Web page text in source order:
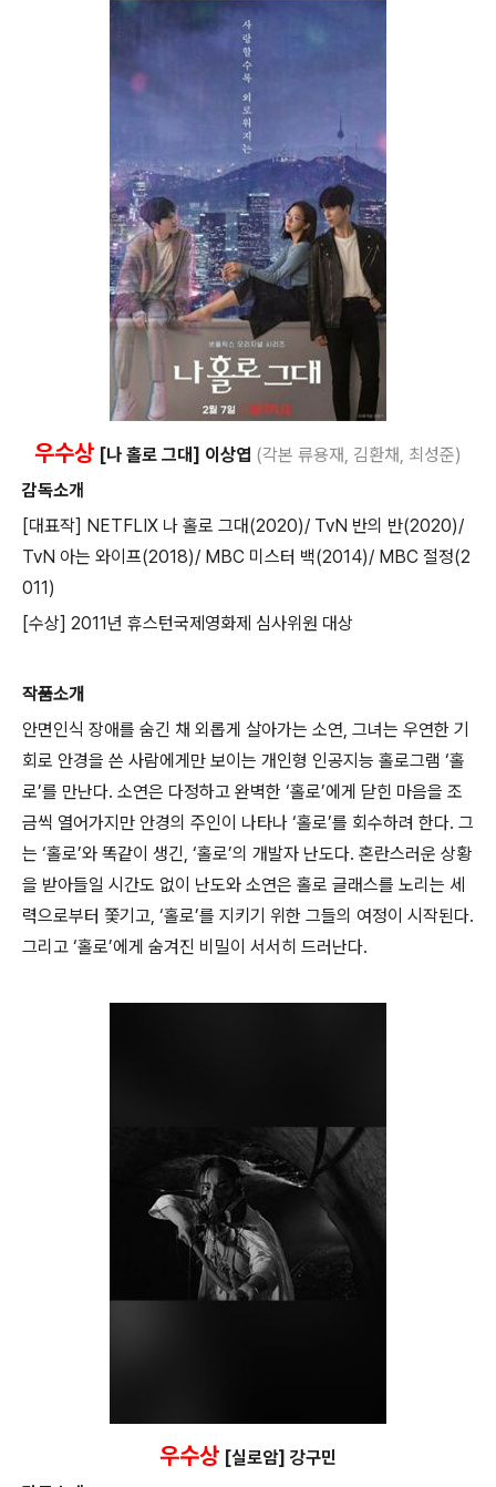
우수상 [나 홀로 그대] 이상엽 (각본 류용재, 김환채, 최성준)
감독소개
[대표작] NETFLIX 나 홀로 그대(2020)/ TvN 반의 반(2020)/
TvN 아는 와이프(2018)/ MBC 미스터 백(2014)/ MBC 절정(2
011)
[수상] 2011년 휴스턴국제영화제 심사위원 대상
작품소개
안면인식 장애를 숨긴 채 외롭게 살아가는 소연, 그녀는 우연한 기
회로 안경을 쓴 사람에게만 보이는 개인형 인공지능 홀로그램 ‘홀
로’를 만난다. 소연은 다정하고 완벽한 ‘홀로’에게 닫힌 마음을 조
금씩 열어가지만 안경의 주인이 나타나 ‘홀로’를 회수하려 한다. 그
는 ‘홀로’와 똑같이 생긴, ‘홀로’의 개발자 난도다. 혼란스러운 상황
을 받아들일 시간도 없이 난도와 소연은 홀로 글래스를 노리는 세
력으로부터 쫓기고, ‘홀로’를 지키기 위한 그들의 여정이 시작된다.
그리고 ‘홀로’에게 숨겨진 비밀이 서서히 드러난다.
우수상 [실로암] 강구민